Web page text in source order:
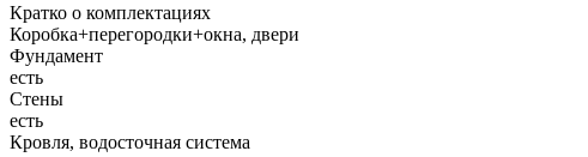
Кратко о комплектациях
Коробка+перегородки+окна, двери
Фундамент
есть
Стены
есть
Кровля, водосточная система